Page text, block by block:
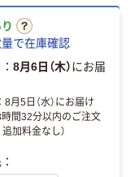
で在庫確認
8月6日（木）にお届
月5日（水）にお届け
時間32分以内のご注文
加料金なし）